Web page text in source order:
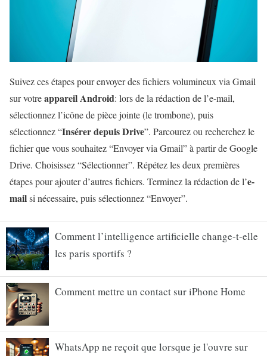
Suivez ces étapes pour envoyer des fichiers volumineux via Gmail
sur votreappareil Android: lors de la rédaction de l’e-mail,
sélectionnez l’icône de pièce jointe (le trombone), puis
sélectionnez “Insérer depuis Drive”. Parcourez ou recherchez le
fichier que vous souhaitez “Envoyer via Gmail” à partir de Google
Drive. Choisissez “Sélectionner”. Répétez les deux premières
étapes pour ajouter d’autres fichiers. Terminez la rédaction de l’e-
mailsi nécessaire, puis sélectionnez “Envoyer”.
Comment l’intelligence artificielle change-t-elle
les paris sportifs ?
Comment mettre un contact sur iPhone Home
WhatsApp ne reçoit que lorsque je l'ouvre sur